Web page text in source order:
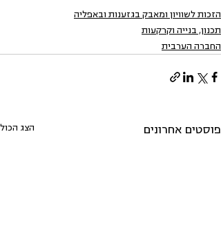
הזכות לשוויון ומאבק בגזענות ובאפליה
תכנון, בנייה וקרקעות
החברה הערבית
פוסטים אחרונים הצג הכול